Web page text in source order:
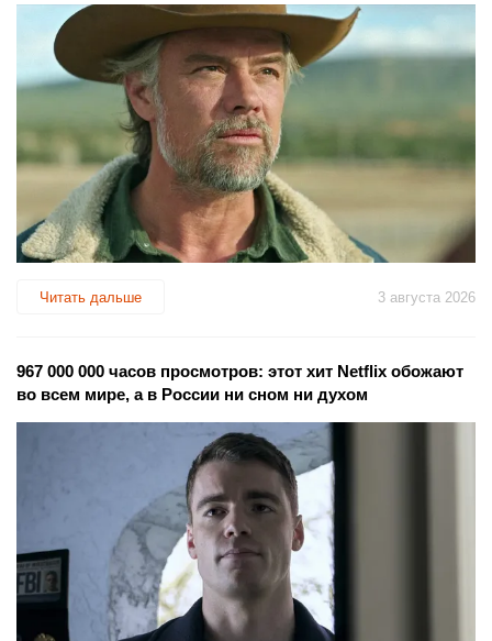
Читать дальше 3 августа 2026
967 000 000 часов просмотров: этот хит Netflix обожают
во всем мире, а в России ни сном ни духом